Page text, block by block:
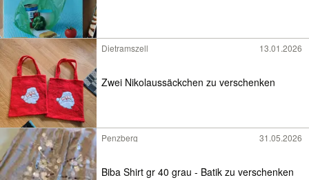
Dietramszell 13.01.2026
Zwei Nikolaussäckchen zu verschenken
Penzberg 31.05.2026
Biba Shirt gr 40 grau - Batik zu verschenken